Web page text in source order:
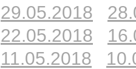
29.05.2018
22.05.2018
11.05.2018